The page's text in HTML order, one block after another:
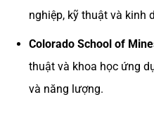
nghiệp, kỹ thuật và kinh
Colorado School of
thuật và khoa học ứng
và năng lượng.